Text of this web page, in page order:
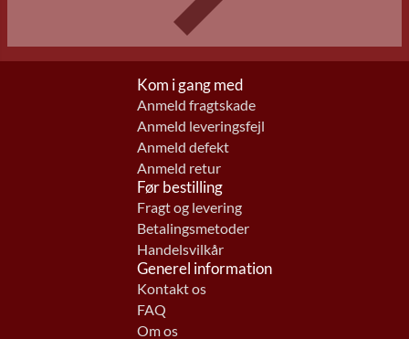
Kom i gang med
Anmeld fragtskade
Anmeld leveringsfejl
Anmeld defekt
Anmeld retur
Før bestilling
Fragt og levering
Betalingsmetoder
Handelsvilkår
Generel information
Kontakt os
FAQ
Om os